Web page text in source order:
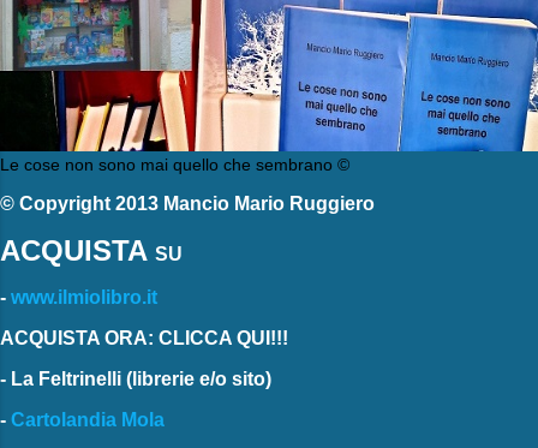
Le cose non sono mai quello che sembrano ©
© Copyright 2013 Mancio Mario Ruggiero
ACQUISTA SU
- www.ilmiolibro.it
ACQUISTA ORA: CLICCA QUI!!!
- La Feltrinelli (librerie e/o sito)
- Cartolandia Mola